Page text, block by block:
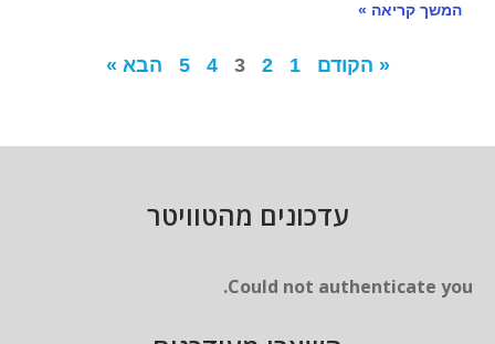
המשך קריאה »
« הקודם 1
2
3
4
5 הבא »
עדכונים מהטוויטר
Could not authenticate you.